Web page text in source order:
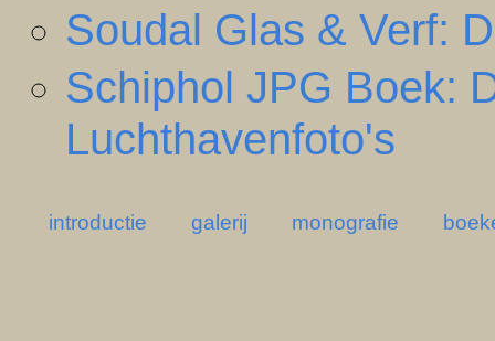
Soudal Glas & Verf:
Schiphol JPG Boek:
Luchthavenfoto's
introductie galerij monografie